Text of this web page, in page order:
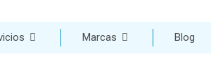
Marcas Blog